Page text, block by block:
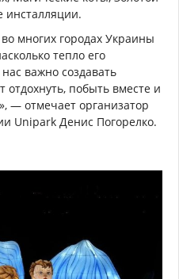
инсталляции.
многих городах Украины
тепло его
важно создавать
отдохнуть, побыть вместе и
— отмечает организатор
Unipark Денис Погорелко.